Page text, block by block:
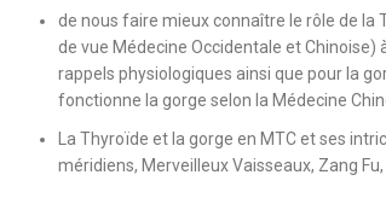
de nous faire mieux connaître le rôle de la
de vue Médecine Occidentale et Chinoise)
rappels physiologiques ainsi que pour la
fonctionne la gorge selon la Médecine
La Thyroïde et la gorge en MTC et ses
méridiens, Merveilleux Vaisseaux, Zang Fu,